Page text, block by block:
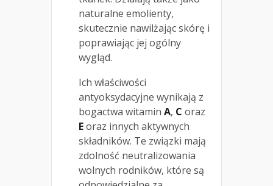
naturalne emolienty,
skutecznie nawilżając skórę i
poprawiając jej ogólny
wygląd.
Ich właściwości
antyoksydacyjne wynikają z
bogactwa witamin A, C oraz
Eoraz innych aktywnych
składników. Te związki mają
zdolność neutralizowania
wolnych rodników, które są